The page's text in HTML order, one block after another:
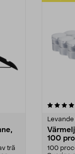
trä
Levande
100
100